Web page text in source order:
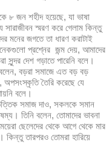
৮ জন শহীদ হয়েছে, যা ভাষা
স্মরণ করে গেলাম কিন্তু
মনের জগতে তা ধারণ করাটাই
প্রশ্নের জন্ম দেয়, আমাদের
সুন্দর দেশ গড়াতে পারেনি বলে।
বড়রা সমাজে এত বড় বড়
তৈরি করেছে যে
বলে।
সমাজ দাও, সকলকে সমান
তিনি বলেন, তোমাদের ভাবনা
ছেলেদের থেকে আগে থেকে মার
তারপরও তোমরা হারিয়ে